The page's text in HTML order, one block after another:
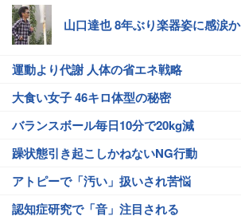
山口達也 8年ぶり楽器姿に感涙か
運動より代謝 人体の省エネ戦略
大食い女子 46キロ体型の秘密
バランスボール毎日10分で20kg減
躁状態引き起こしかねないNG行動
アトピーで「汚い」扱いされ苦悩
認知症研究で「音」注目される